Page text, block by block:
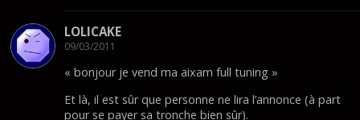
LOLICAKE
09/03/2011
« bonjour je vend ma aixam full tuning »
Et là, il est sûr que personne ne lira l’annonce (à part
pour se payer sa tronche bien sûr).